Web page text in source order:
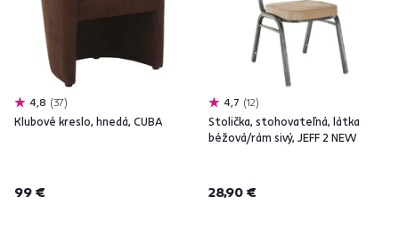
4,8 37
Klubové kreslo, hnedá, CUBA
99 €
4,7 12
Stolička, stohovateľná, látka
béžová/rám sivý, JEFF 2 NEW
28,90 €